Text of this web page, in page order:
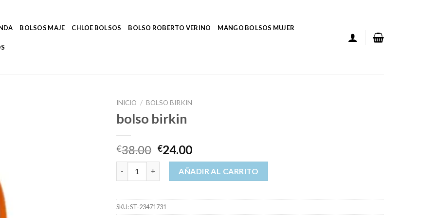
BOLSOS MAJE CHLOE BOLSOS BOLSO ROBERTO VERINO MANGO BOLSOS MUJER
INICIO / BOLSO BIRKIN
bolso birkin
€38.00 €24.00
AÑADIR AL CARRITO
SKU:ST-23471731